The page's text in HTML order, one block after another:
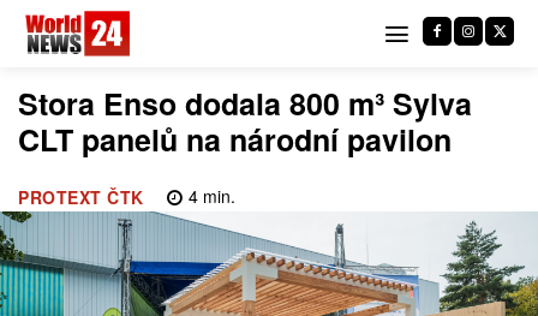
Stora Enso dodala 800 m³ Sylva
CLT panelů na národní pavilon
PROTEXT ČTK 4min.